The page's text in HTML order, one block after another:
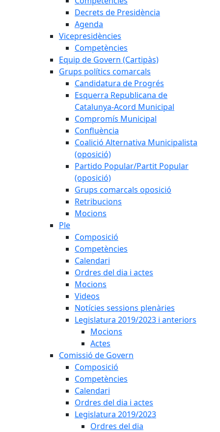
Decrets de Presidència
Agenda
Vicepresidències
Competències
Equip de Govern (Cartipàs)
Grups polítics comarcals
Candidatura de Progrés
Esquerra Republicana de
Catalunya-Acord Municipal
Compromís Municipal
Confluència
Coalició Alternativa Municipalista
(oposició)
Partido Popular/Partit Popular
(oposició)
Grups comarcals oposició
Retribucions
Mocions
Ple
Composició
Competències
Calendari
Ordres del dia i actes
Mocions
Videos
Notícies sessions plenàries
Legislatura 2019/2023 i anteriors
Mocions
Actes
Comissió de Govern
Composició
Competències
Calendari
Ordres del dia i actes
Legislatura 2019/2023
Ordres del dia